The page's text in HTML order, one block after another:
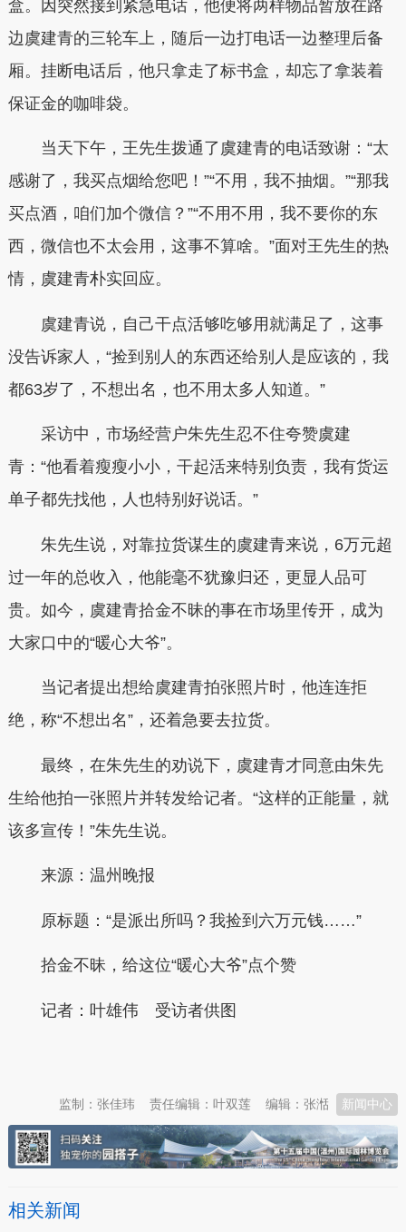
盒。因突然接到紧急电话，他便将两样物品暂放在路
边虞建青的三轮车上，随后一边打电话一边整理后备
厢。挂断电话后，他只拿走了标书盒，却忘了拿装着
保证金的咖啡袋。
当天下午，王先生拨通了虞建青的电话致谢：“太
感谢了，我买点烟给您吧！”“不用，我不抽烟。”“那我
买点酒，咱们加个微信？”“不用不用，我不要你的东
西，微信也不太会用，这事不算啥。”面对王先生的热
情，虞建青朴实回应。
虞建青说，自己干点活够吃够用就满足了，这事
没告诉家人，“捡到别人的东西还给别人是应该的，我
都63岁了，不想出名，也不用太多人知道。”
采访中，市场经营户朱先生忍不住夸赞虞建
青：“他看着瘦瘦小小，干起活来特别负责，我有货运
单子都先找他，人也特别好说话。”
朱先生说，对靠拉货谋生的虞建青来说，6万元超
过一年的总收入，他能毫不犹豫归还，更显人品可
贵。如今，虞建青拾金不昧的事在市场里传开，成为
大家口中的“暖心大爷”。
当记者提出想给虞建青拍张照片时，他连连拒
绝，称“不想出名”，还着急要去拉货。
最终，在朱先生的劝说下，虞建青才同意由朱先
生给他拍一张照片并转发给记者。“这样的正能量，就
该多宣传！”朱先生说。
来源：温州晚报
原标题：“是派出所吗？我捡到六万元钱……”
拾金不昧，给这位“暖心大爷”点个赞
记者：叶雄伟 受访者供图
新闻中心
编辑：张湉
责任编辑：叶双莲
监制：张佳玮
相关新闻